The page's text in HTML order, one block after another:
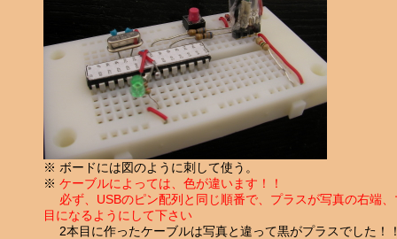
※ ボードには図のように刺して使う。
※ ケーブルによっては、色が違います！！
必ず、USBのピン配列と同じ順番で、プラスが写真の右端
目になるようにして下さい
2本目に作ったケーブルは写真と違って黒がプラスでした！